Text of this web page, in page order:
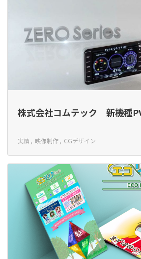
株式会社コムテック 新機種
実績 映像制作 CGデザイン